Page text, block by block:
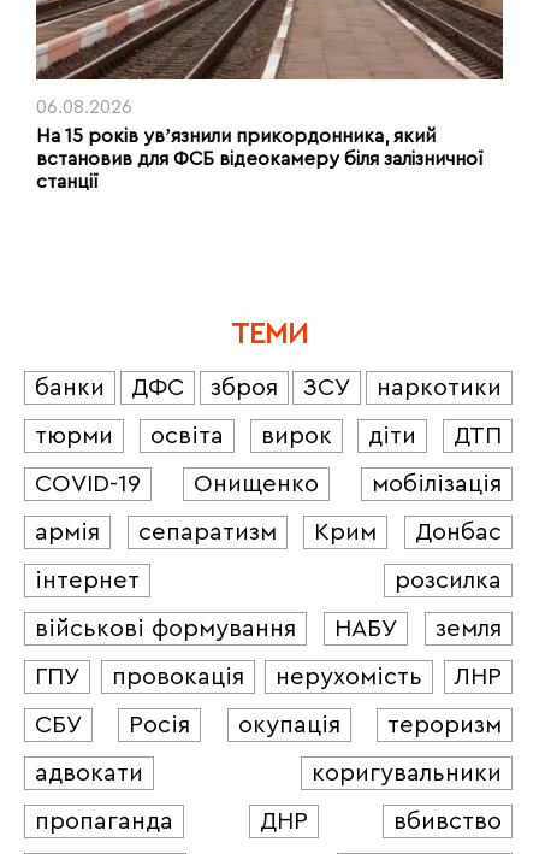
06.08.2026
На 15 років увʼязнили прикордонника, який
встановив для ФСБ відеокамеру біля залізничної
станції
ТЕМИ
банки ДФС зброя ЗСУ
наркотики
тюрми
освіта вирок діти
ДТП
COVID-19
Онищенко
мобілізація
армія
сепаратизм Крим
Донбас
інтернет
розсилка
військові формування
НАБУ
земля
ГПУ
провокація нерухомість
ЛНР
СБУ
Росія окупація
тероризм
адвокати
коригувальники
пропаганда
ДНР
вбивство